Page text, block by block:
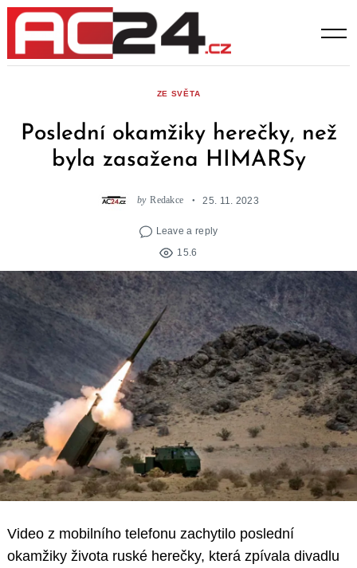
Skip
content
ZE SVĚTA
Poslední okamžiky herečky, než
byla zasažena HIMARSy
by Redakce 25. 11. 2023
Leave a reply
15.6
Video z mobilního telefonu zachytilo poslední
okamžiky života ruské herečky, která zpívala divadlu